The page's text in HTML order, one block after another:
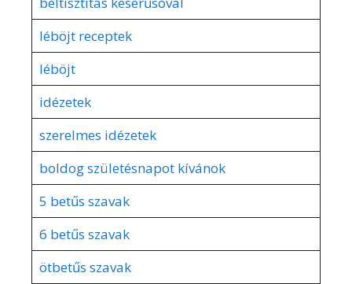
léböjt receptek
léböjt
idézetek
szerelmes idézetek
boldog születésnapot kívánok
5 betűs szavak
6 betűs szavak
ötbetűs szavak